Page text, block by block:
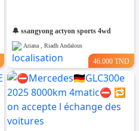
🔔 ssangyong actyon sports 4wd
Ariana , Riadh Andalous
46.000 TND